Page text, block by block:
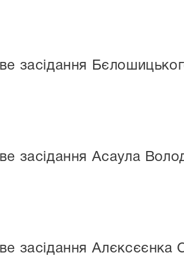
засідання
засідання Асаула
засідання Алєксєєнка